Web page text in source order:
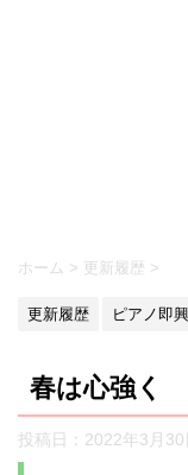
ホーム > 更新履歴 >
更新履歴 ピアノ即興
春は心強く
投稿日： 2022年3月30